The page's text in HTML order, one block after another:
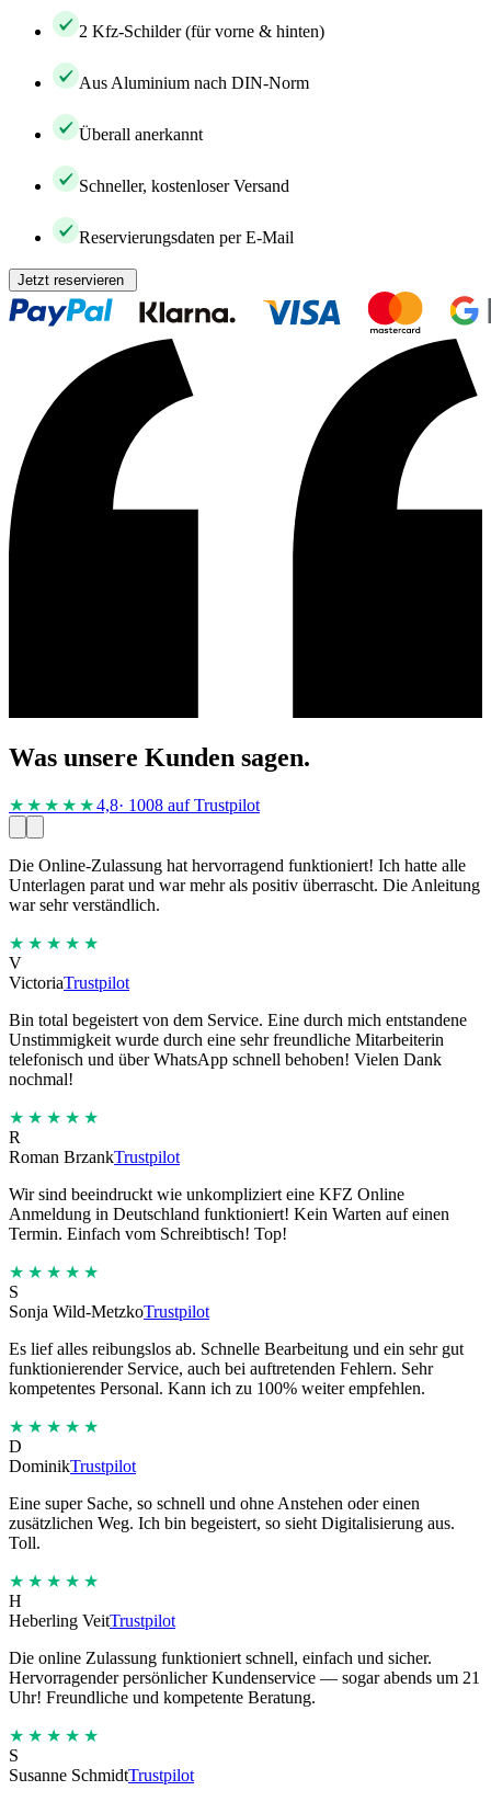
2 Kfz-Schilder (für vorne & hinten)
Aus Aluminium nach DIN-Norm
Überall anerkannt
Schneller, kostenloser Versand
Reservierungsdaten per E-Mail
Jetzt reservieren
Was unsere Kunden sagen.
★★★★ ★4,8· 1008 auf Trustpilot
Die Online-Zulassung hat hervorragend funktioniert! Ich hatte alle
Unterlagen parat und war mehr als positiv überrascht. Die Anleitung
war sehr verständlich.
★★★★★
V
VictoriaTrustpilot
Bin total begeistert von dem Service. Eine durch mich entstandene
Unstimmigkeit wurde durch eine sehr freundliche Mitarbeiterin
telefonisch und über WhatsApp schnell behoben! Vielen Dank
nochmal!
★★★★★
R
Roman BrzankTrustpilot
Wir sind beeindruckt wie unkompliziert eine KFZ Online
Anmeldung in Deutschland funktioniert! Kein Warten auf einen
Termin. Einfach vom Schreibtisch! Top!
★★★★★
S
Sonja Wild-MetzkoTrustpilot
Es lief alles reibungslos ab. Schnelle Bearbeitung und ein sehr gut
funktionierender Service, auch bei auftretenden Fehlern. Sehr
kompetentes Personal. Kann ich zu 100% weiter empfehlen.
★★★★★
D
DominikTrustpilot
Eine super Sache, so schnell und ohne Anstehen oder einen
zusätzlichen Weg. Ich bin begeistert, so sieht Digitalisierung aus.
Toll.
★★★★★
H
Heberling VeitTrustpilot
Die online Zulassung funktioniert schnell, einfach und sicher.
Hervorragender persönlicher Kundenservice — sogar abends um 21
Uhr! Freundliche und kompetente Beratung.
★★★★★
S
Susanne SchmidtTrustpilot